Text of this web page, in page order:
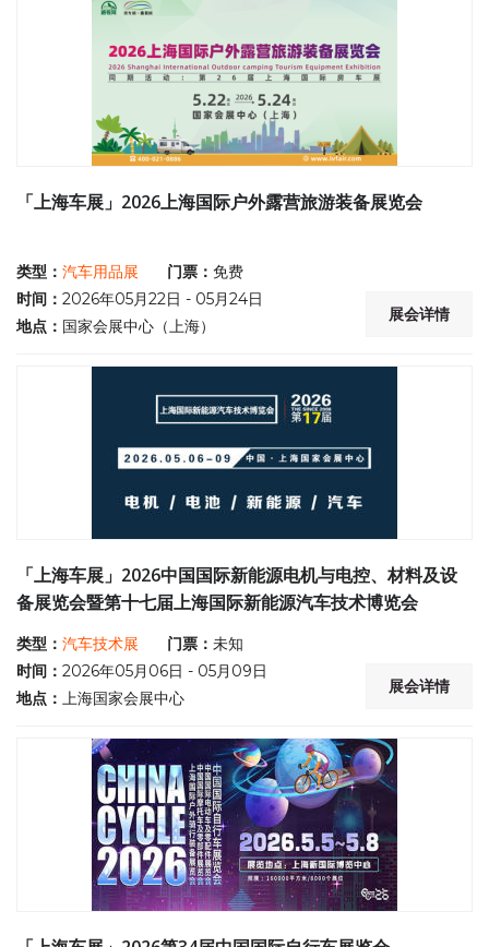
「上海车展」2026上海国际户外露营旅游装备展览会
类型： 汽车用品展 门票： 免费
时间： 2026年05月22日 - 05月24日
地点： 国家会展中心（上海）
展会详情
「上海车展」2026中国国际新能源电机与电控、材料及设
备展览会暨第十七届上海国际新能源汽车技术博览会
类型： 汽车技术展 门票： 未知
时间： 2026年05月06日 - 05月09日
地点： 上海国家会展中心
展会详情